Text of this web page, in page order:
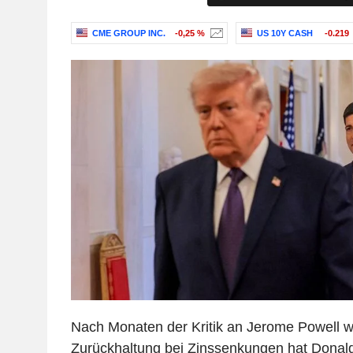
CME GROUP INC. -0,25 % US 10Y CASH -0.219
Nach Monaten der Kritik an Jerome Powell
Zurückhaltung bei Zinssenkungen hat